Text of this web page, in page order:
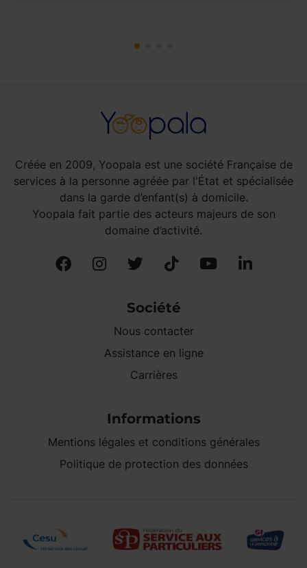
Créée en 2009, Yoopala est une société Française de
services à la personne agréée par l'État et spécialisée
dans la garde d’enfant(s) à domicile.
Yoopala fait partie des acteurs majeurs de son
domaine d’activité.
Société
Nous contacter
Assistance en ligne
Carrières
Informations
Mentions légales et conditions générales
Politique de protection des données